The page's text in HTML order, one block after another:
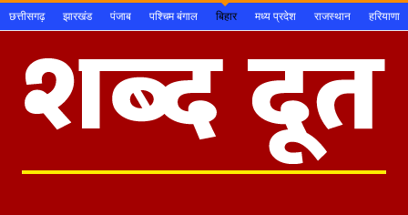
छत्तीसगढ़ झारखंड पंजाब पश्चिम बंगाल बिहार मध्य प्रदेश राजस्थान हरियाणा